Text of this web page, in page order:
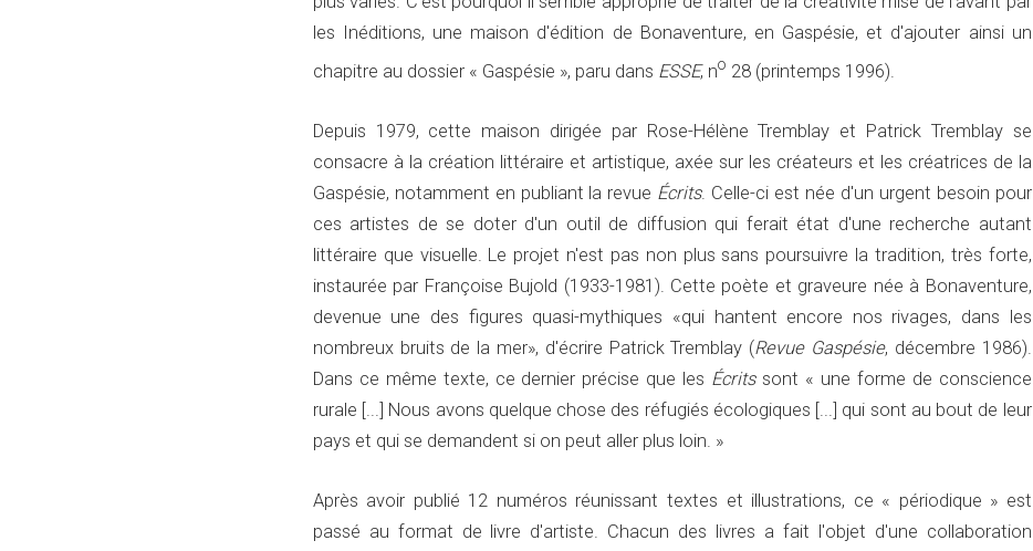
les Inéditions, une maison d'édition de Bonaventure, en Gaspésie, et d'ajouter ainsi un
chapitre au dossier « Gaspésie », paru dans ESSE, no 28 (printemps 1996).
Depuis 1979, cette maison dirigée par Rose-Hélène Tremblay et Patrick Tremblay se
consacre à la création littéraire et artistique, axée sur les créateurs et les créatrices de la
Gaspésie, notamment en publiant la revue Écrits. Celle-ci est née d'un urgent besoin pour
ces artistes de se doter d'un outil de diffusion qui ferait état d'une recherche autant
littéraire que visuelle. Le projet n'est pas non plus sans poursuivre la tradition, très forte,
instaurée par Françoise Bujold (1933-1981). Cette poète et graveure née à Bonaventure,
devenue une des figures quasi-mythiques «qui hantent encore nos rivages, dans les
nombreux bruits de la mer», d'écrire Patrick Tremblay (Revue Gaspésie, décembre 1986).
Dans ce même texte, ce dernier précise que les Écritssont « une forme de conscience
rurale [...] Nous avons quelque chose des réfugiés écologiques [...] qui sont au bout de leur
pays et qui se demandent si on peut aller plus loin. »
Après avoir publié 12 numéros réunissant textes et illustrations, ce « périodique » est
passé au format de livre d'artiste. Chacun des livres a fait l'objet d'une collaboration